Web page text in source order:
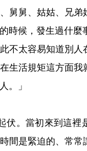
舅舅、姑姑、兄
候，發生過什麼
不太容易知道別
生活規矩這方面
。」
伏。當初來到這裡
間是緊迫的、常